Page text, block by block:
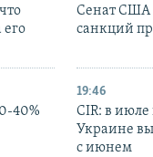
его
Сенат США
санкций
40%
19:46
CIR: в июле
Украине
с июнем